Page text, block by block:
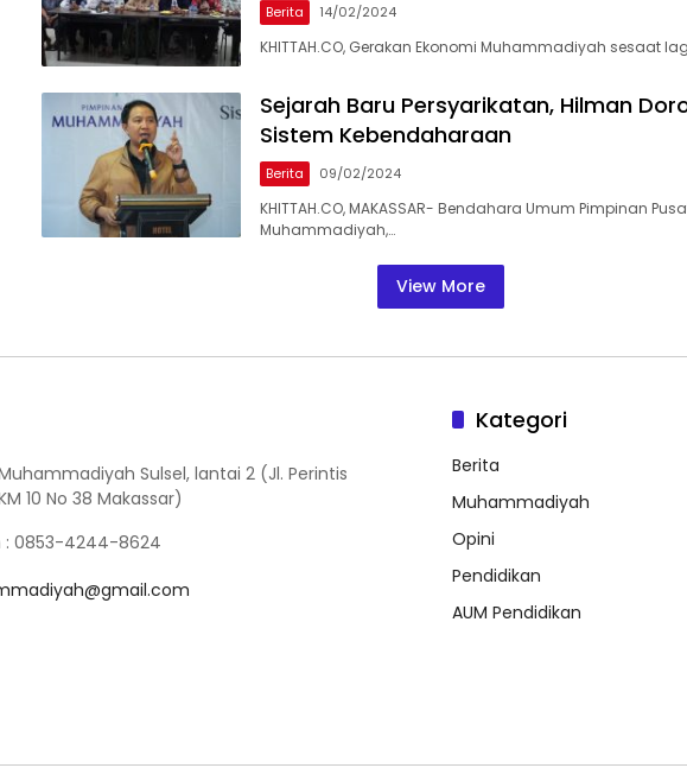
Berita 14/02/2024
KHITTAH.CO, Gerakan Ekonomi Muhammadiyah sesaat
Sejarah Baru Persyarikatan, Hilman
Sistem Kebendaharaan
Berita 09/02/2024
KHITTAH.CO, MAKASSAR- Bendahara Umum Pimpinan
Muhammadiyah,…
View More
Sulsel, lantai 2 (Jl. Perintis
10 No 38 Makassar)
: 0853-4244-8624
Kategori
Berita
Muhammadiyah
Opini
Pendidikan
AUM Pendidikan